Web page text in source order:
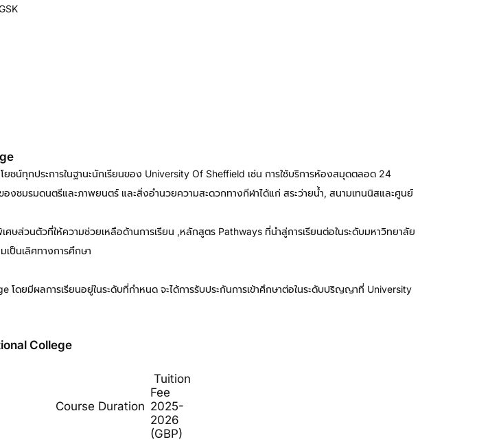
น์ทุกประการในฐานะนักเรียนของ University Of Sheffield เช่น การใช้บริการห้องสมุดตลอด 24
มรมดนตรีและภาพยนตร์ และสิ่งอำนวยความสะดวกทางกีฬาได้แก่ สระว่ายน้ำ, สนามเทนนิสและศูนย์
ส่วนตัวที่ให้ความช่วยเหลือด้านการเรียน ,หลักสูตร Pathways ที่นำสู่การเรียนต่อในระดับมหาวิทยาลัย
ป็นเลิศทางการศึกษา
ยมีผลการเรียนอยู่ในระดับที่กำหนด จะได้การรับประกันการเข้าศึกษาต่อในระดับปริญญาที่ University
College
Course Duration
Tuition
Fee
2025-
2026
(GBP)